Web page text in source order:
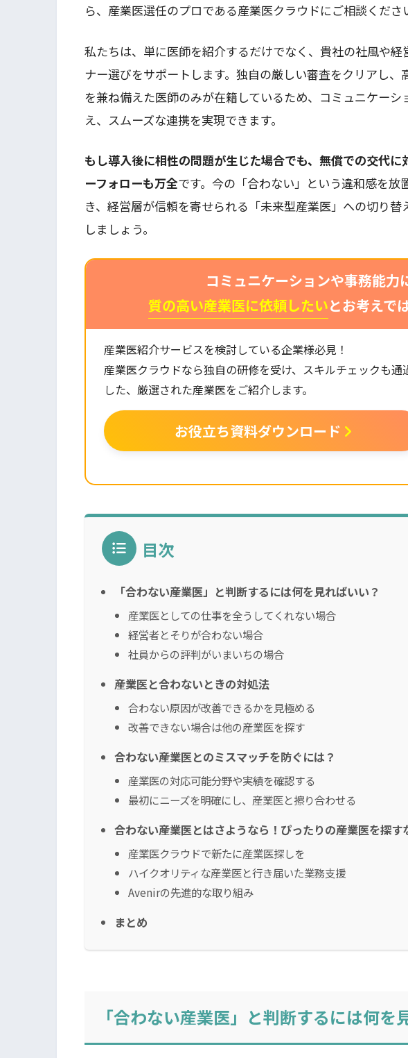
ら、産業医選任のプロである産業医クラウドにご相談くださ
私たちは、単に医師を紹介するだけでなく、貴社の社風や
ナー選びをサポートします。独自の厳しい審査をクリアし
を兼ね備えた医師のみが在籍しているため、コミュニケー
え、スムーズな連携を実現できます。
もし導入後に相性の問題が生じた場合でも、無償での交代
ーフォローも万全です。今の「合わない」という違和感を放
き、経営層が信頼を寄せられる「未来型産業医」への切り
しましょう。
コミュニケーションや事務能
質の高い産業医に依頼したいとお考えで
産業医紹介サービスを検討している企業様必見！
産業医クラウドなら独自の研修を受け、スキルチェックも通
した、厳選された産業医をご紹介します。
お役立ち資料ダウンロード
目次
「合わない産業医」と判断するには何を見ればいい？
産業医としての仕事を全うしてくれない場合
経営者とそりが合わない場合
社員からの評判がいまいちの場合
産業医と合わないときの対処法
合わない原因が改善できるかを見極める
改善できない場合は他の産業医を探す
合わない産業医とのミスマッチを防ぐには？
産業医の対応可能分野や実績を確認する
最初にニーズを明確にし、産業医と擦り合わせる
合わない産業医とはさようなら！ぴったりの産業医を探す
産業医クラウドで新たに産業医探しを
ハイクオリティな産業医と行き届いた業務支援
Avenirの先進的な取り組み
まとめ
「合わない産業医」と判断するには何を